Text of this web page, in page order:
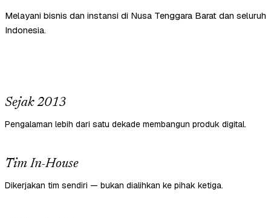
Melayani bisnis dan instansi di Nusa Tenggara Barat dan seluruh
Indonesia.
Sejak 2013
Pengalaman lebih dari satu dekade membangun produk digital.
Tim In-House
Dikerjakan tim sendiri — bukan dialihkan ke pihak ketiga.